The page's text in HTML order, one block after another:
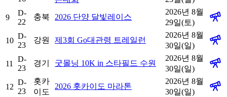
9
D-
22
충북 2026 단양 달빛레이스
2026년 8월
29일(토)
10
D-
23
강원 제3회 Go대관령 트레일런
2026년 8월
30일(일)
11
D-
23
경기 굿몰닝 10K in 스타필드 수원
2026년 8월
30일(일)
12
D-
23
홋카
이도
2026 홋카이도 마라톤
2026년 8월
30일(일)